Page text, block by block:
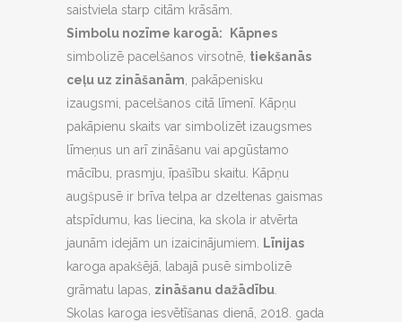
saistviela starp citām krāsām.
Simbolu nozīme karogā:
Kāpnes
simbolizē pacelšanos virsotnē, tiekšanās
ceļu uz zināšanām, pakāpenisku
izaugsmi, pacelšanos citā līmenī. Kāpņu
pakāpienu skaits var simbolizēt izaugsmes
līmeņus un arī zināšanu vai apgūstamo
mācību, prasmju, īpašību skaitu. Kāpņu
augšpusē ir brīva telpa ar dzeltenas gaismas
atspīdumu, kas liecina, ka skola ir atvērta
jaunām idejām un izaicinājumiem. Līnijas
karoga apakšējā, labajā pusē simbolizē
grāmatu lapas, zināšanu dažādību.
Skolas karoga iesvētīšanas dienā, 2018. gada